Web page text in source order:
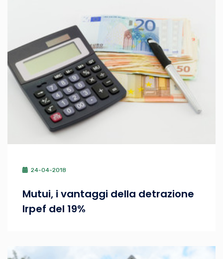
24-04-2018
Mutui, i vantaggi della detrazione
Irpef del 19%